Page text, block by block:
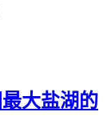
大盐湖的